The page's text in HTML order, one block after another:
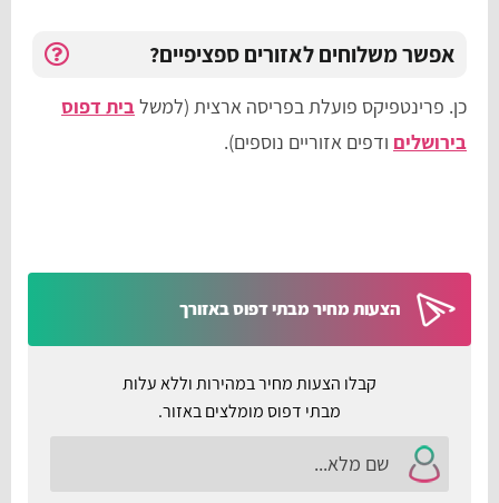
אפשר משלוחים לאזורים ספציפיים?
כן. פרינטפיקס פועלת בפריסה ארצית (למשלבית דפוס
בירושלים ודפים אזוריים נוספים).
הצעות מחיר מבתי דפוס באזורך
קבלו הצעות מחיר במהירות וללא עלות
מבתי דפוס מומלצים באזור.